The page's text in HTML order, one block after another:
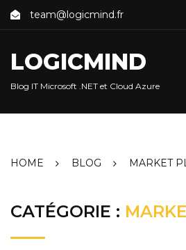
Skip
team@logicmind.fr
LOGICMIND
Blog IT Microsoft .NET et Cloud Azure
HOME BLOG MARKET
CATÉGORIE :